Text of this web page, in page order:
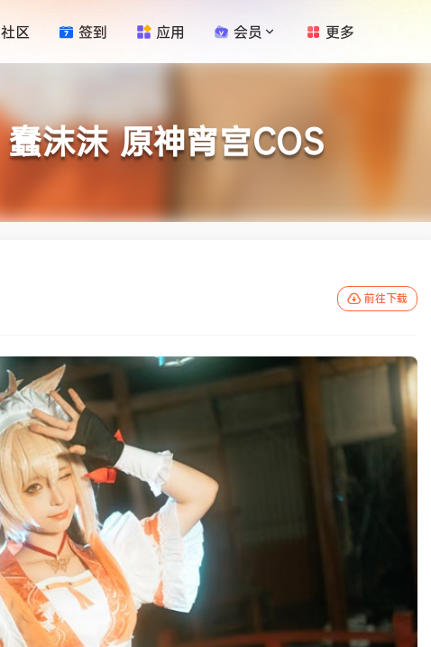
社区 签到 应用 会员 更多
蠢沫沫 原神宵宫COS
前往下载